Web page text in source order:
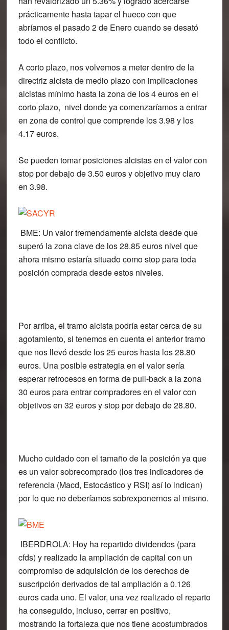
prácticamente hasta tapar el hueco con que
abríamos el pasado 2 de Enero cuando se desató
todo el conflicto.
A corto plazo, nos volvemos a meter dentro de la
directriz alcista de medio plazo con implicaciones
alcistas mínimo hasta la zona de los 4 euros en el
corto plazo, nivel donde ya comenzaríamos a entrar
en zona de control que comprende los 3.98 y los
4.17 euros.
Se pueden tomar posiciones alcistas en el valor con
stop por debajo de 3.50 euros y objetivo muy claro
en 3.98.
BME: Un valor tremendamente alcista desde que
superó la zona clave de los 28.85 euros nivel que
ahora mismo estaría situado como stop para toda
posición comprada desde estos niveles.
Por arriba, el tramo alcista podría estar cerca de su
agotamiento, si tenemos en cuenta el anterior tramo
que nos llevó desde los 25 euros hasta los 28.80
euros. Una posible estrategia en el valor sería
esperar retrocesos en forma de pull-back a la zona
30 euros para entrar compradores en el valor con
objetivos en 32 euros y stop por debajo de 28.80.
Mucho cuidado con el tamaño de la posición ya que
es un valor sobrecomprado (los tres indicadores de
referencia (Macd, Estocástico y RSI) así lo indican)
por lo que no deberíamos sobrexponernos al mismo.
IBERDROLA: Hoy ha repartido dividendos (para
cfds) y realizado la ampliación de capital con un
compromiso de adquisición de los derechos de
suscripción derivados de tal ampliación a 0.126
euros cada uno. El valor, una vez realizado el reparto
ha conseguido, incluso, cerrar en positivo,
mostrando la fortaleza que nos tiene acostumbrados